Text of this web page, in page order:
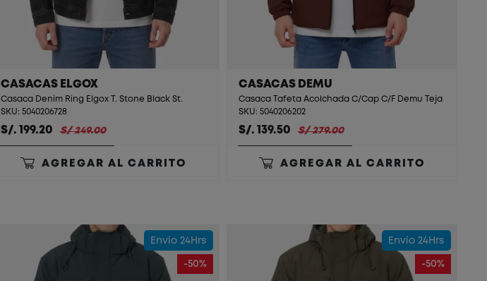
CASACAS ELGOX
Casaca Denim Ring Elgox T. Stone Black St.
SKU: 5040206728
S/. 199.20 S/ 249.00
AGREGAR AL CARRITO
CASACAS DEMU
Casaca Tafeta Acolchada C/Cap C/F Demu Teja
SKU: 5040206202
S/. 139.50 S/ 279.00
AGREGAR AL CARRITO
Envío 24Hrs
-50%
Envío 24Hrs
-50%